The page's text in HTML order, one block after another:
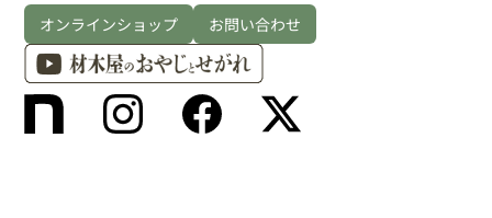
オンラインショップ お問い合わせ